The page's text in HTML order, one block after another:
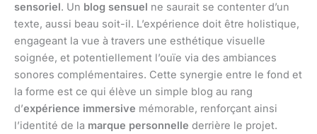
sensoriel. Un blog sensuel ne saurait se contenter d’un
texte, aussi beau soit-il. L’expérience doit être holistique,
engageant la vue à travers une esthétique visuelle
soignée, et potentiellement l’ouïe via des ambiances
sonores complémentaires. Cette synergie entre le fond et
la forme est ce qui élève un simple blog au rang
d’expérience immersive mémorable, renforçant ainsi
l’identité de la marque personnelle derrière le projet.